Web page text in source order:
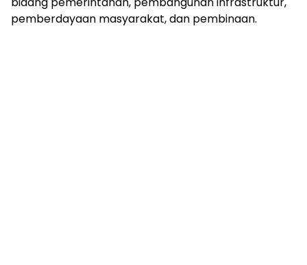
pemberdayaan masyarakat, dan pembinaan.